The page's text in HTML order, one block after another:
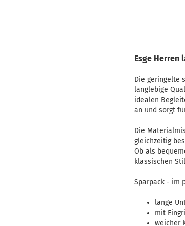
Esge Herren
Die geringelte
langlebige
idealen
an und sorgt
Die
gleichzeitig
Ob als
klassischen
Sparpack - im
lange
mit
weicher